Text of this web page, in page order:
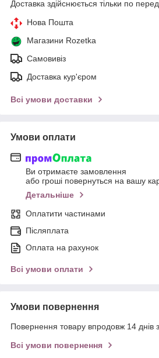
Доставка здійснюється тільки по
Нова Пошта
Магазини Rozetka
Самовивіз
Доставка кур'єром
Всі умови доставки
Умови оплати
Ви отримаєте замовлення
або гроші повернуться на вашу
Детальніше
Оплатити частинами
Післяплата
Оплата на рахунок
Всі умови оплати
Умови повернення
Повернення товару впродовж 14 днів
Всі умови повернення